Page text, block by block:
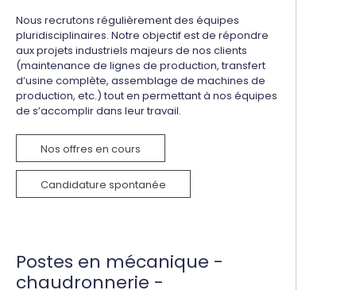
Nous recrutons régulièrement des équipes
pluridisciplinaires. Notre objectif est de répondre
aux projets industriels majeurs de nos clients
(maintenance de lignes de production, transfert
d’usine complète, assemblage de machines de
production, etc.) tout en permettant à nos équipes
de s’accomplir dans leur travail.
Nos offres en cours
Candidature spontanée
Postes en mécanique -
chaudronnerie -